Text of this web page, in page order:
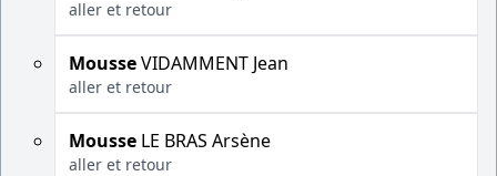
aller et retour
MousseVIDAMMENT Jean
aller et retour
Mousse LE BRAS Arsène
aller et retour